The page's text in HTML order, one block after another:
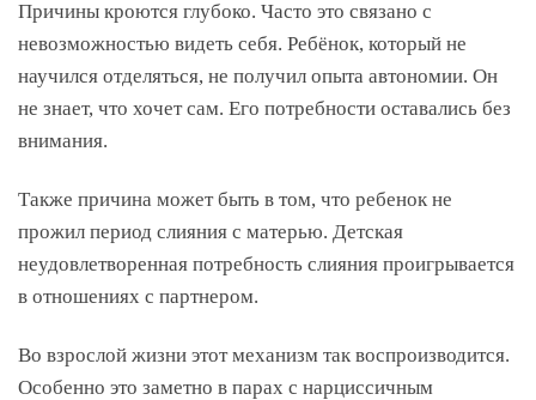
Причины кроются глубоко. Часто это связано с
невозможностью видеть себя. Ребёнок, который не
научился отделяться, не получил опыта автономии. Он
не знает, что хочет сам. Его потребности оставались без
внимания.
Также причина может быть в том, что ребенок не
прожил период слияния с матерью. Детская
неудовлетворенная потребность слияния проигрывается
в отношениях с партнером.
Во взрослой жизни этот механизм так воспроизводится.
Особенно это заметно в парах с нарциссичным